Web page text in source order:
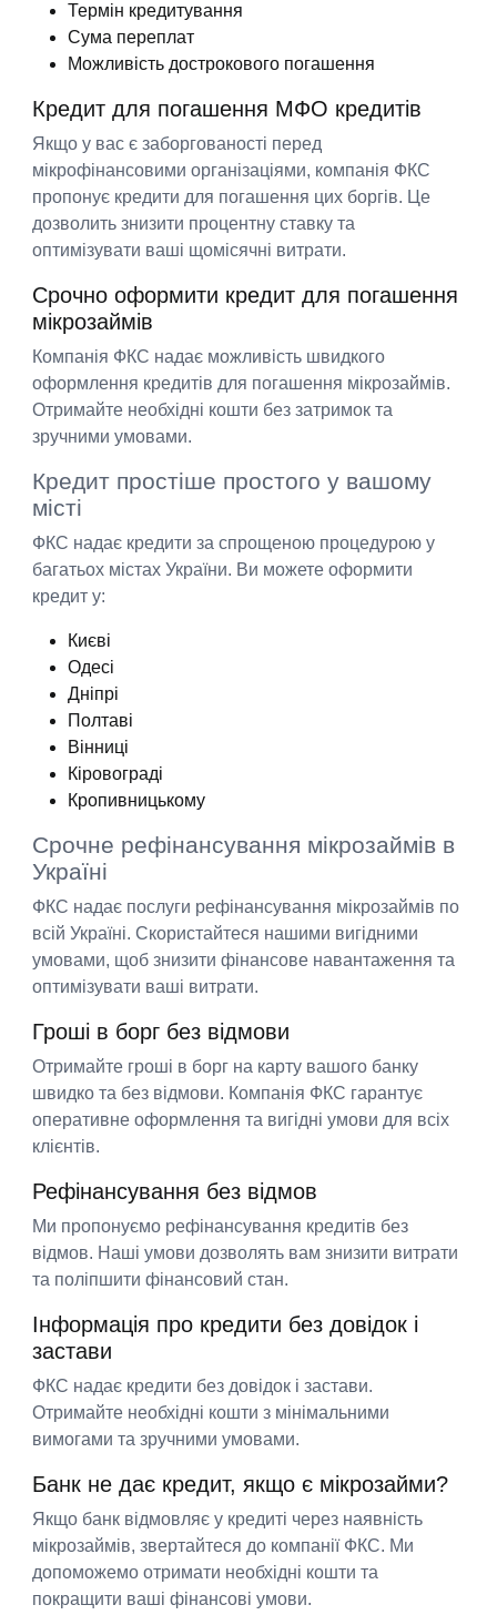
Термін кредитування
Сума переплат
Можливість дострокового погашення
Кредит для погашення МФО кредитів
Якщо у вас є заборгованості перед
мікрофінансовими організаціями, компанія ФКС
пропонує кредити для погашення цих боргів. Це
дозволить знизити процентну ставку та
оптимізувати ваші щомісячні витрати.
Срочно оформити кредит для погашення
мікрозаймів
Компанія ФКС надає можливість швидкого
оформлення кредитів для погашення мікрозаймів.
Отримайте необхідні кошти без затримок та
зручними умовами.
Кредит простіше простого у вашому
місті
ФКС надає кредити за спрощеною процедурою у
багатьох містах України. Ви можете оформити
кредит у:
Києві
Одесі
Дніпрі
Полтаві
Вінниці
Кіровограді
Кропивницькому
Срочне рефінансування мікрозаймів в
Україні
ФКС надає послуги рефінансування мікрозаймів по
всій Україні. Скористайтеся нашими вигідними
умовами, щоб знизити фінансове навантаження та
оптимізувати ваші витрати.
Гроші в борг без відмови
Отримайте гроші в борг на карту вашого банку
швидко та без відмови. Компанія ФКС гарантує
оперативне оформлення та вигідні умови для всіх
клієнтів.
Рефінансування без відмов
Ми пропонуємо рефінансування кредитів без
відмов. Наші умови дозволять вам знизити витрати
та поліпшити фінансовий стан.
Інформація про кредити без довідок і
застави
ФКС надає кредити без довідок і застави.
Отримайте необхідні кошти з мінімальними
вимогами та зручними умовами.
Банк не дає кредит, якщо є мікрозайми?
Якщо банк відмовляє у кредиті через наявність
мікрозаймів, звертайтеся до компанії ФКС. Ми
допоможемо отримати необхідні кошти та
покращити ваші фінансові умови.